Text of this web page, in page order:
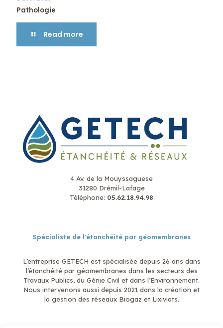
Pathologie
Read more
4 Av. de la Mouyssaguese
31280 Drémil-Lafage
Téléphone: 05.62.18.94.98
Spécialiste de l'étanchéité par géomembranes
L’entreprise GETECH est spécialisée depuis 26 ans dans
l’étanchéité par géomembranes dans les secteurs des
Travaux Publics, du Génie Civil et dans l’Environnement.
Nous intervenons aussi depuis 2021 dans la création et
la gestion des réseaux Biogaz et Lixiviats.